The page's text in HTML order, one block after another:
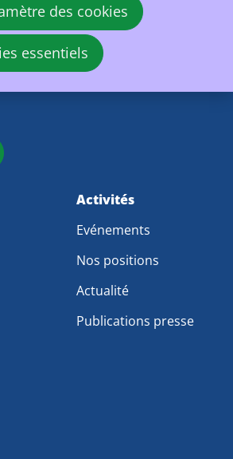
Activités
Evénements
Nos positions
Actualité
Publications presse
des cookies
essentiels